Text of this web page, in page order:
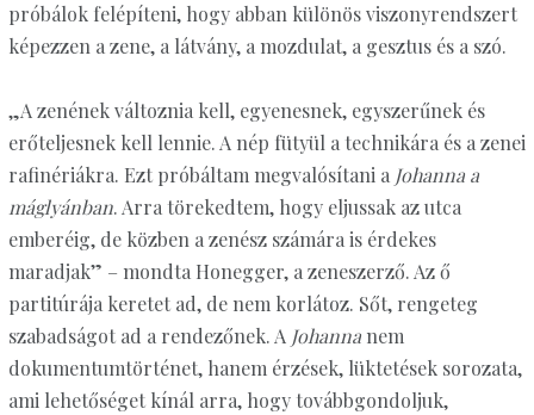
próbálok felépíteni, hogy abban különös viszonyrendszert
képezzen a zene, a látvány, a mozdulat, a gesztus és a szó.
„A zenének változnia kell, egyenesnek, egyszerűnek és
erőteljesnek kell lennie. A nép fütyül a technikára és a zenei
rafinériákra. Ezt próbáltam megvalósítani a Johanna a
máglyánban. Arra törekedtem, hogy eljussak az utca
emberéig, de közben a zenész számára is érdekes
maradjak” – mondta Honegger, a zeneszerző. Az ő
partitúrája keretet ad, de nem korlátoz. Sőt, rengeteg
szabadságot ad a rendezőnek. A Johannanem
dokumentumtörténet, hanem érzések, lüktetések sorozata,
ami lehetőséget kínál arra, hogy továbbgondoljuk,